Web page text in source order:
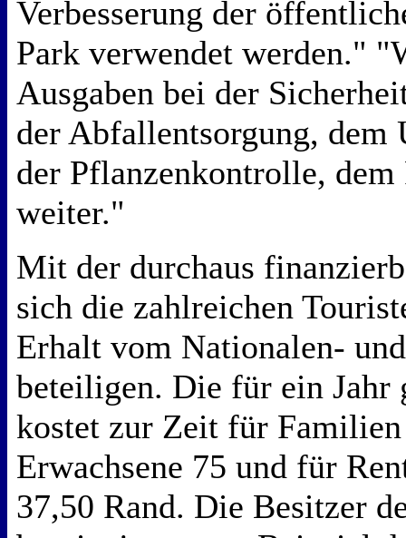
Verbesserung der
Park verwendet werden."
Ausgaben bei der
der Abfallentsorgung, dem
der Pflanzenkontrolle, dem
weiter."
Mit der durchaus
sich die zahlreichen
Erhalt vom Nationalen-
beteiligen. Die für ein Jahr
kostet zur Zeit für
Erwachsene 75 und für
37,50 Rand. Die Besitzer